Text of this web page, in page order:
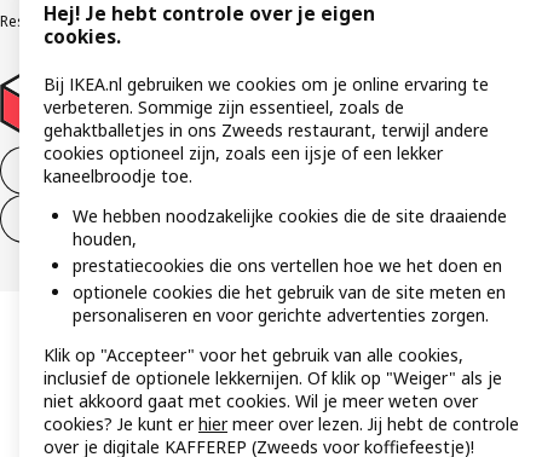
Responsible Disclosure ProgramVerklaring digitale toegankelijkheid
Aankoop product ontbinden
Ontbinding van je aankoop (diensten)
Hej! Je hebt controle over je eigen
cookies.
Bij IKEA.nl gebruiken we cookies om je online ervaring te
verbeteren. Sommige zijn essentieel, zoals de
gehaktballetjes in ons Zweeds restaurant, terwijl andere
cookies optioneel zijn, zoals een ijsje of een lekker
kaneelbroodje toe.
We hebben noodzakelijke cookies die de site draaiende
houden,
prestatiecookies die ons vertellen hoe we het doen en
optionele cookies die het gebruik van de site meten en
personaliseren en voor gerichte advertenties zorgen.
Klik op "Accepteer" voor het gebruik van alle cookies,
inclusief de optionele lekkernijen. Of klik op "Weiger" als je
niet akkoord gaat met cookies. Wil je meer weten over
cookies? Je kunt erhiermeer over lezen. Jij hebt de controle
over je digitale KAFFEREP (Zweeds voor koffiefeestje)!